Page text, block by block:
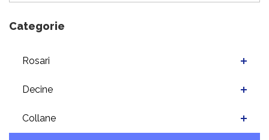
Categorie
Rosari
Decine
Collane